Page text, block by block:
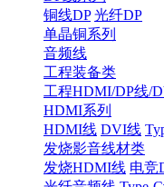
铜线DP 光纤DP
单晶铜系列
音频线
工程装备类
工程HDMI/DP线/
HDMI系列
HDMI线 DVI线
发烧影音线材类
发烧HDMI线 电竞